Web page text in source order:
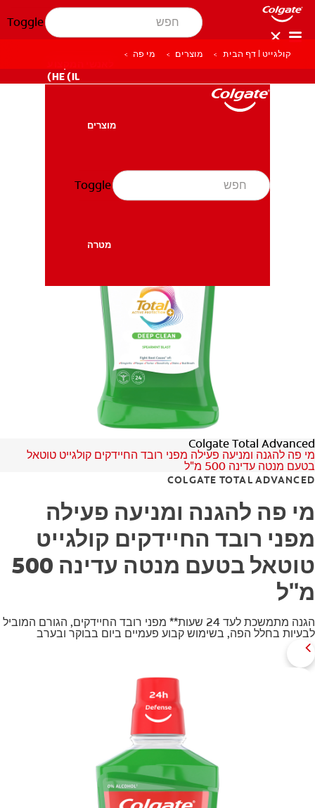
Toggle
HE (IL)
מוצרים
בריאות הפה
מטרה
Toggle
קולגייט | דף הבית מוצרים מי פה
Colgate Total Advanced
מי פה להגנה ומניעה פעילה מפני רובד החיידקים קולגייט טוטאל
בטעם מנטה עדינה 500 מ"ל
COLGATE TOTAL ADVANCED
מי פה להגנה ומניעה פעילה
מפני רובד החיידקים קולגייט
טוטאל בטעם מנטה עדינה 500
מ"ל
הגנה מתמשכת לעד 24 שעות** מפני רובד החיידקים, הגורם המוביל
לבעיות בחלל הפה, בשימוש קבוע פעמיים ביום בבוקר ובערב